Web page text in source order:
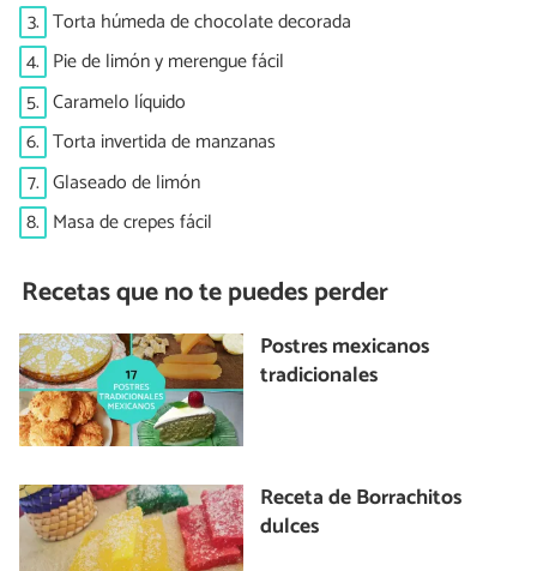
3. Torta húmeda de chocolate decorada
4. Pie de limón y merengue fácil
5. Caramelo líquido
6. Torta invertida de manzanas
7. Glaseado de limón
8. Masa de crepes fácil
Recetas que no te puedes perder
Postres mexicanos
tradicionales
Receta de Borrachitos
dulces